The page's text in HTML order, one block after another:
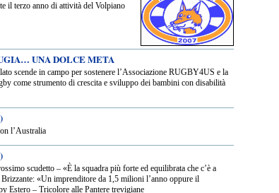
il terzo anno di attività del Volpiano
UNA DOLCE META
scende in campo per sostenere l’Associazione RUGBY4US e la
come strumento di crescita e sviluppo dei bambini con disabilità
l’Australia
scudetto – «È la squadra più forte ed equilibrata che c’è a
«Un imprenditore da 1,5 milioni l’anno oppure il
Estero – Tricolore alle Pantere trevigiane